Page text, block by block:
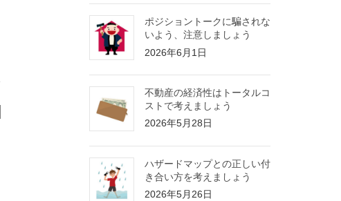
ポジショントークに騙されな
いよう、注意しましょう
2026年6月1日
不動産の経済性はトータルコ
ストで考えましょう
2026年5月28日
ハザードマップとの正しい付
き合い方を考えましょう
2026年5月26日